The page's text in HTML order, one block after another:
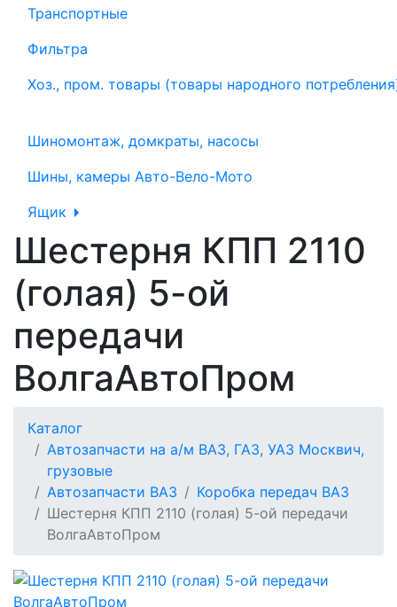
Транспортные
Фильтра
Хоз., пром. товары (товары народного
Шиномонтаж, домкраты, насосы
Шины, камеры Авто-Вело-Мото
Ящик
Шестерня КПП 2110
(голая) 5-ой
передачи
ВолгаАвтоПром
Каталог
Автозапчасти на а/м ВАЗ, ГАЗ, УАЗ Москвич,
грузовые
Автозапчасти ВАЗ
Коробка передач ВАЗ
Шестерня КПП 2110 (голая) 5-ой передачи
ВолгаАвтоПром